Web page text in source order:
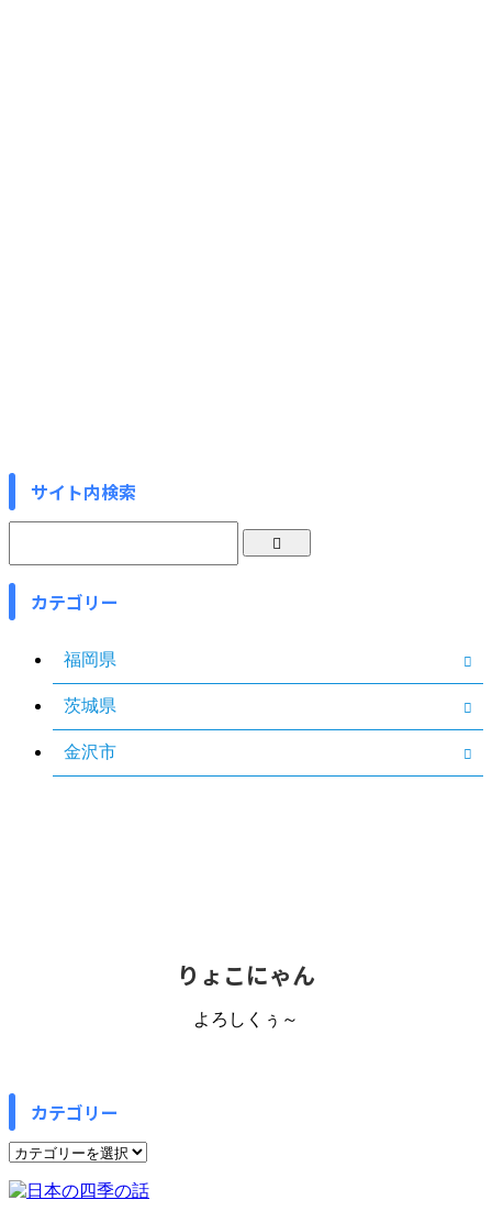
サイト内検索
カテゴリー
福岡県
茨城県
金沢市
りょこにゃん
よろしくぅ～
カテゴリー
カ
ゴ